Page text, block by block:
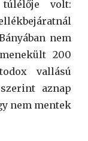
túlélője volt:
nem
200
vallású
aznap
nem mentek